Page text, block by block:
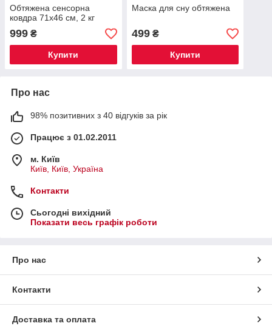
Обтяжена сенсорна
ковдра 71x46 см, 2 кг
999 ₴
Купити
Маска для сну обтяжена
499₴
Купити
Про нас
98% позитивних з 40 відгуків за рік
Працює з 01.02.2011
м. Київ
Київ, Київ, Україна
Контакти
Сьогодні вихідний
Показати весь графік роботи
Про нас
Контакти
Доставка та оплата